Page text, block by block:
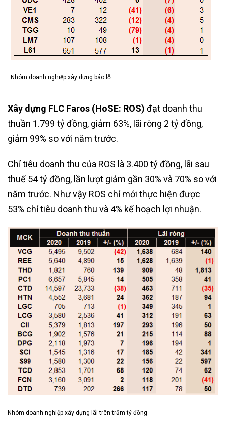
Nhóm doanh nghiệp xây dựng báo lỗ
Xây dựng FLC Faros (HoSE: ROS) đạt doanh thu
thuần 1.799 tỷ đồng, giảm 63%, lãi ròng 2 tỷ đồng,
giảm 99% so với năm trước.
Chỉ tiêu doanh thu của ROS là 3.400 tỷ đồng, lãi sau
thuế 54 tỷ đồng, lần lượt giảm gần 30% và 70% so với
năm trước. Như vậy ROS chỉ mới thực hiện được
53% chỉ tiêu doanh thu và 4% kế hoạch lợi nhuận.
Nhóm doanh nghiệp xây dựng lãi trên trăm tỷ đồng